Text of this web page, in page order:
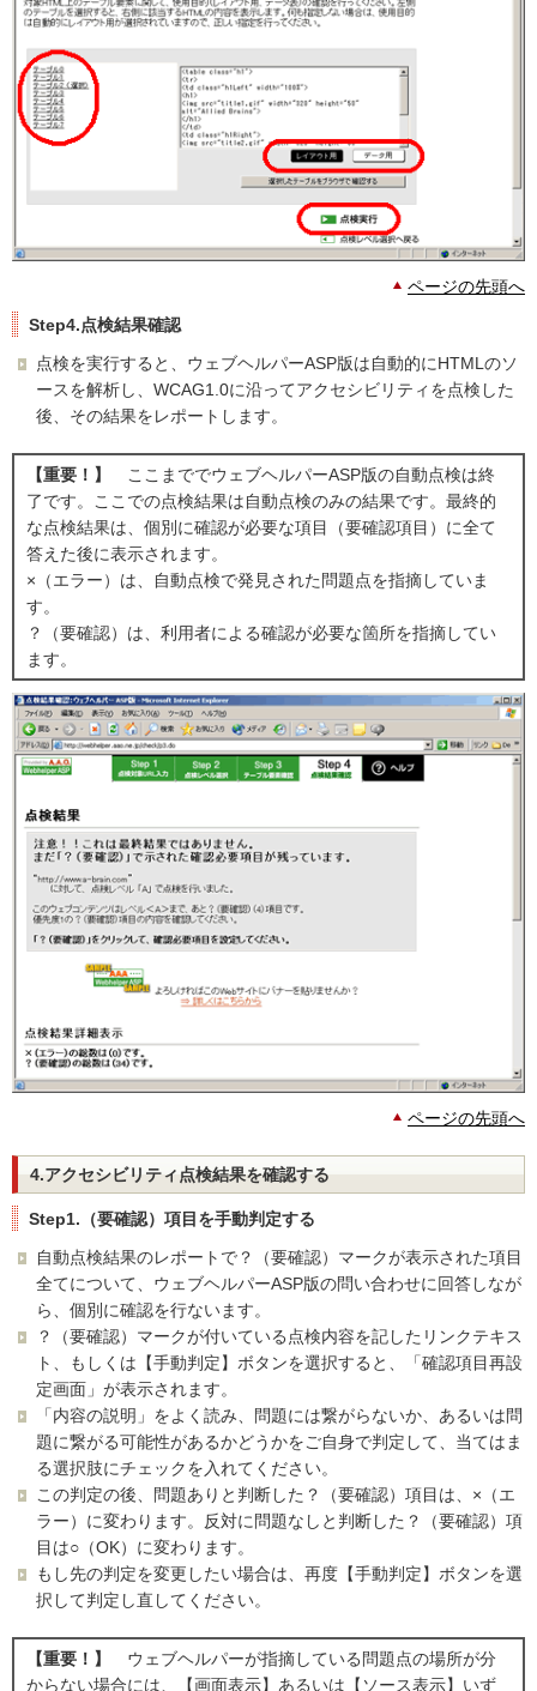
ページの先頭へ
Step4.点検結果確認
点検を実行すると、ウェブヘルパーASP版は自動的にHTMLのソ
ースを解析し、WCAG1.0に沿ってアクセシビリティを点検した
後、その結果をレポートします。
【重要！】
ここまででウェブヘルパーASP版の自動点検は終
了です。ここでの点検結果は自動点検のみの結果です。最終的
な点検結果は、個別に確認が必要な項目（要確認項目）に全て
答えた後に表示されます。
×（エラー）は、自動点検で発見された問題点を指摘していま
す。
？（要確認）は、利用者による確認が必要な箇所を指摘してい
ます。
ページの先頭へ
4.アクセシビリティ点検結果を確認する
Step1.（要確認）項目を手動判定する
自動点検結果のレポートで？（要確認）マークが表示された項目
全てについて、ウェブヘルパーASP版の問い合わせに回答しなが
ら、個別に確認を行ないます。
？（要確認）マークが付いている点検内容を記したリンクテキス
ト、もしくは【手動判定】ボタンを選択すると、「確認項目再設
定画面」が表示されます。
「内容の説明」をよく読み、問題には繋がらないか、あるいは問
題に繋がる可能性があるかどうかをご自身で判定して、当てはま
る選択肢にチェックを入れてください。
この判定の後、問題ありと判断した？（要確認）項目は、×（エ
ラー）に変わります。反対に問題なしと判断した？（要確認）項
目は○（OK）に変わります。
もし先の判定を変更したい場合は、再度【手動判定】ボタンを選
択して判定し直してください。
【重要！】
ウェブヘルパーが指摘している問題点の場所が分
からない場合には、【画面表示】あるいは【ソース表示】いず